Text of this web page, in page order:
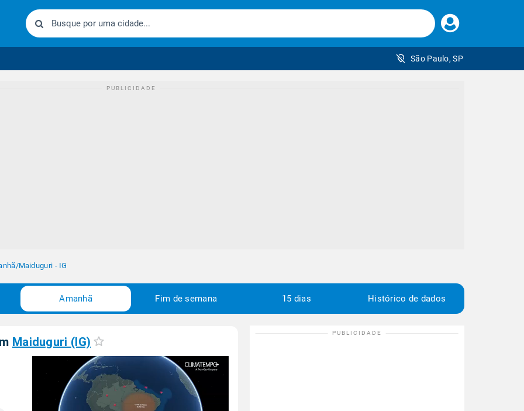
Faça
seu
São Paulo, SP
/Maiduguri - IG
Amanhã Fim de semana 15 dias Histórico de dados
Maiduguri (IG)